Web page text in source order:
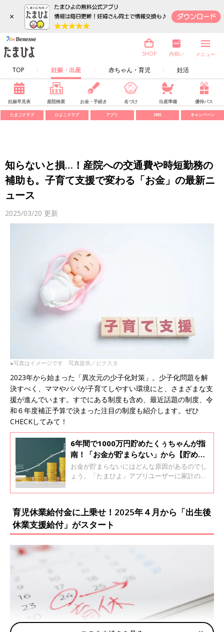
×
TOP 妊娠・出産 赤ちゃん・育児 妊活
SHOP 内祝い メニュー
妊娠早見表 産院検索 お金・手続き 名づけ 出産準備 優待パス
たまごクラブ ひよこクラブ アプリ SNS キャンペーン
知らないと損…！産院への交通費や時短勤務の
補助も。子育て支援で変わる「お金」の最新ニ
ュース
2025/03/20 更新
●写真はイメージです 写真提供／ピクスタ
2023年から始まった「異次元の少子化対策」。少子化問題を解
決すべく、ママやパパが子育てしやすい環境にと、さまざまな支
援が進んでいます。すでにある制度も含め、最近話題の制度、令
和６年度補正予算で決まった注目の制度も紹介します。ぜひ
CHECKしてみて！
6年間で1000万円貯めたくぅちゃんが指
南！「お金が貯まらない」から【貯め体
質】になる方法は？
お金が貯まらないにはどんな原因があるのでし
ょう。「たまひよ」アプリユーザーに家計の悩
短節約家のくぅちゃんに家計見直しポイントを
育児休業給付金に上乗せ！2025年４月から「出生後
休業支援給付」がスタート